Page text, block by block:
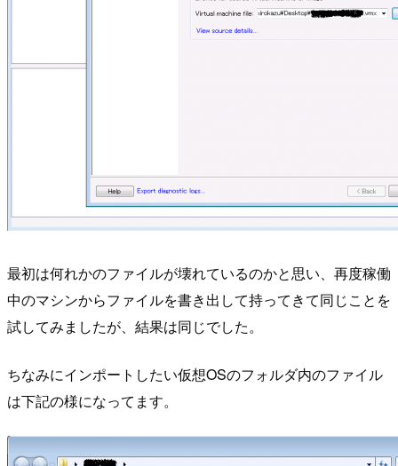
最初は何れかのファイルが壊れているのかと思い、再度稼働
中のマシンからファイルを書き出して持ってきて同じことを
試してみましたが、結果は同じでした。
ちなみにインポートしたい仮想OSのフォルダ内のファイル
は下記の様になってます。